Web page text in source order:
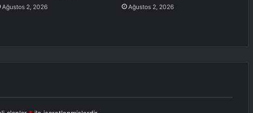
Ağustos 2, 2026 Ağustos 2, 2026